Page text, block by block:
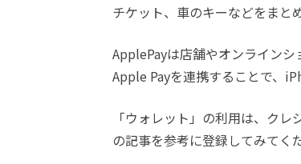
チケット、車のキーなどをまと
ApplePayは店舗やオンラインシ
Apple Payを連携することで、
「ウォレット」の利用は、ク
の記事を参考に登録してみてく